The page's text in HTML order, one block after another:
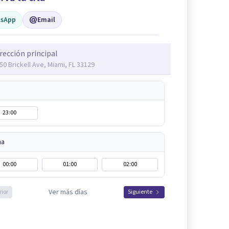
Email
principal
Brickell Ave, Miami, FL 33129
23:00
00:00 01:00 02:00
Ver más días Siguiente